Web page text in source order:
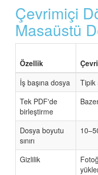
Çevrimiçi
Masaüstü
Özellik
İş başına dosya
Tipik
Tek PDF'de
birleştirme
Dosya boyutu
sınırı
Gizlilik